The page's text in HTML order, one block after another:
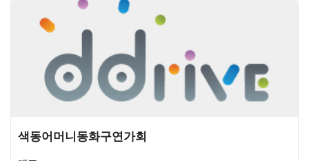
색동어머니동화구연가회